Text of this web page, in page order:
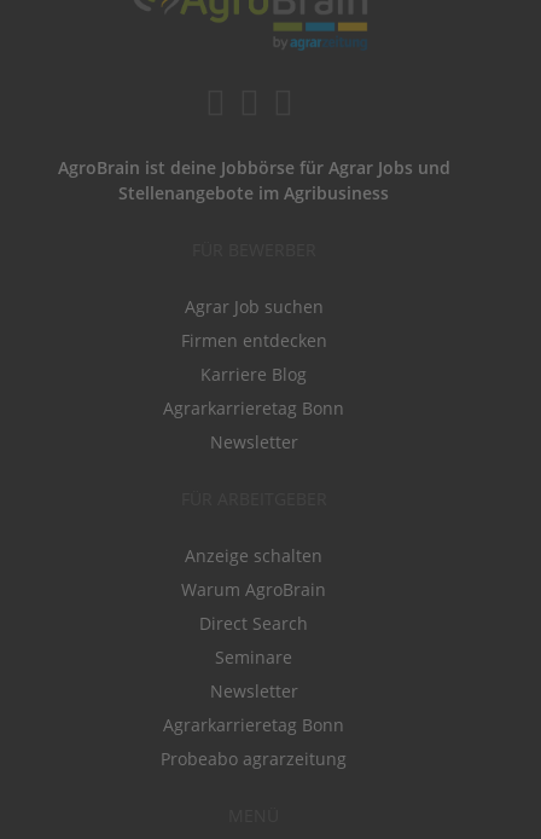
AgroBrain ist deine Jobbörse für Agrar Jobs und
Stellenangebote im Agribusiness
Agrar Job suchen
Firmen entdecken
Karriere Blog
Agrarkarrieretag Bonn
Newsletter
Anzeige schalten
Warum AgroBrain
Direct Search
Seminare
Newsletter
Agrarkarrieretag Bonn
Probeabo agrarzeitung